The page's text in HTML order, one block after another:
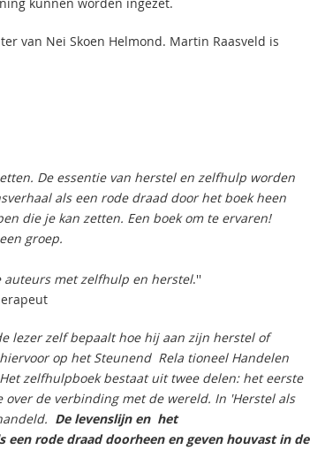
van Nei Skoen Helmond. Martin Raasveld is
De essentie van herstel en zelfhulp worden
als een rode draad door het boek heen
die je kan zetten. Een boek om te ervaren!
groep.
auteurs met zelfhulp en herstel.''
lezer zelf bepaalt hoe hij aan zijn herstel of
op het Steunend Rela­ tioneel Handelen
zelfhulpboek bestaat uit twee delen: het eerste
de verbinding met de wereld. In 'Herstel als
De levenslijn en het
rode draad doorheen en geven houvast in de